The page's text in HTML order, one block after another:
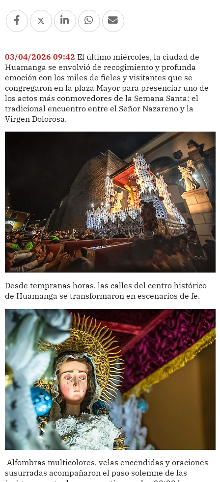
03/04/2026 09:42 El último miércoles, la ciudad de
Huamanga se envolvió de recogimiento y profunda
emoción con los miles de fieles y visitantes que se
congregaron en la plaza Mayor para presenciar uno de
los actos más conmovedores de la Semana Santa: el
tradicional encuentro entre el Señor Nazareno y la
Virgen Dolorosa.
Desde tempranas horas, las calles del centro histórico
de Huamanga se transformaron en escenarios de fe.
Alfombras multicolores, velas encendidas y oraciones
susurradas acompañaron el paso solemne de las